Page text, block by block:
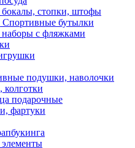
стопки, штофы
Спортивные бутылки
с фляжками
подушки, наволочки
колготки
подарочные
фартуки